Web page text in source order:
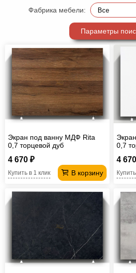
Детская
гостиную
Мебель
для
прихожей
Столы
Комоды
Офисная
мебель
Столы
под
компьютер
Мебель
для
ванной
Мебель
трансформер
Матрасы
Кресла-
ротанга
мебель
Косметологическое
Фабрика мебели:
Параметры
Экран под ванну МДФ Rita
0,7 торцевой дуб
4 670 ₽
В корзину
Купить в 1 клик
0,7
4